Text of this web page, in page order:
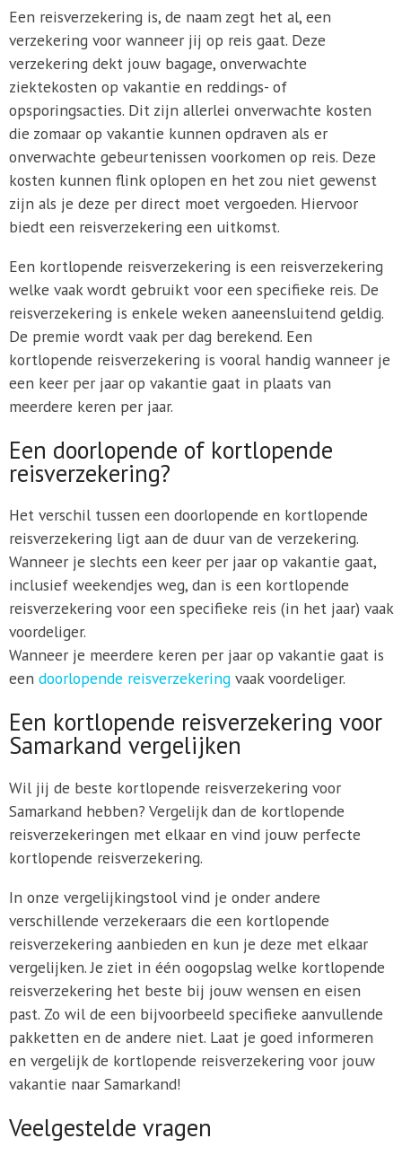
Een reisverzekering is, de naam zegt het al, een
verzekering voor wanneer jij op reis gaat. Deze
verzekering dekt jouw bagage, onverwachte
ziektekosten op vakantie en reddings- of
opsporingsacties. Dit zijn allerlei onverwachte kosten
die zomaar op vakantie kunnen opdraven als er
onverwachte gebeurtenissen voorkomen op reis. Deze
kosten kunnen flink oplopen en het zou niet gewenst
zijn als je deze per direct moet vergoeden. Hiervoor
biedt een reisverzekering een uitkomst.
Een kortlopende reisverzekering is een reisverzekering
welke vaak wordt gebruikt voor een specifieke reis. De
reisverzekering is enkele weken aaneensluitend geldig.
De premie wordt vaak per dag berekend. Een
kortlopende reisverzekering is vooral handig wanneer je
een keer per jaar op vakantie gaat in plaats van
meerdere keren per jaar.
Een doorlopende of kortlopende
reisverzekering?
Het verschil tussen een doorlopende en kortlopende
reisverzekering ligt aan de duur van de verzekering.
Wanneer je slechts een keer per jaar op vakantie gaat,
inclusief weekendjes weg, dan is een kortlopende
reisverzekering voor een specifieke reis (in het jaar) vaak
voordeliger.
Wanneer je meerdere keren per jaar op vakantie gaat is
een doorlopende reisverzekeringvaak voordeliger.
Een kortlopende reisverzekering voor
Samarkand vergelijken
Wil jij de beste kortlopende reisverzekering voor
Samarkand hebben? Vergelijk dan de kortlopende
reisverzekeringen met elkaar en vind jouw perfecte
kortlopende reisverzekering.
In onze vergelijkingstool vind je onder andere
verschillende verzekeraars die een kortlopende
reisverzekering aanbieden en kun je deze met elkaar
vergelijken. Je ziet in één oogopslag welke kortlopende
reisverzekering het beste bij jouw wensen en eisen
past. Zo wil de een bijvoorbeeld specifieke aanvullende
pakketten en de andere niet. Laat je goed informeren
en vergelijk de kortlopende reisverzekering voor jouw
vakantie naar Samarkand!
Veelgestelde vragen